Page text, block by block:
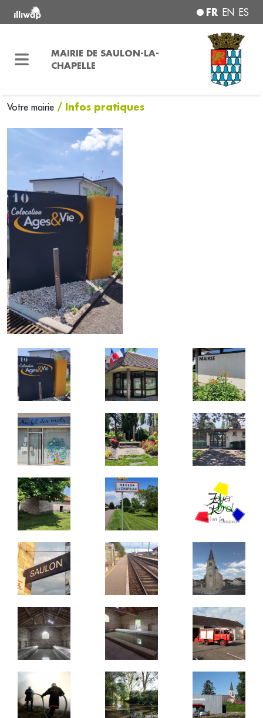
FR EN ES
MAIRIE DE SAULON-LA-
CHAPELLE
Votre mairie / Infos pratiques